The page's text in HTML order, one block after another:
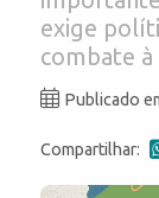
exige
combate
Publicado
Compartilhar: